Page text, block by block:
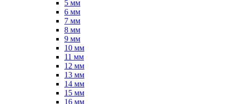
5 мм
6 мм
7 мм
8 мм
9 мм
10 мм
11 мм
12 мм
13 мм
14 мм
15 мм
16 мм